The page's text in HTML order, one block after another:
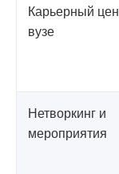
Карьерный
вузе
Нетворкинг и
мероприятия